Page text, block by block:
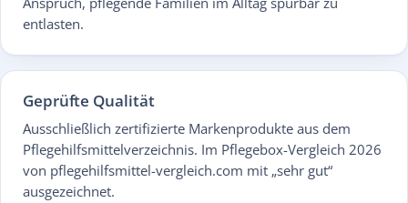
entlasten.
Geprüfte Qualität
Ausschließlich zertifizierte Markenprodukte aus dem
Pflegehilfsmittelverzeichnis. Im Pflegebox-Vergleich 2026
von pflegehilfsmittel-vergleich.com mit „sehr gut“
ausgezeichnet.